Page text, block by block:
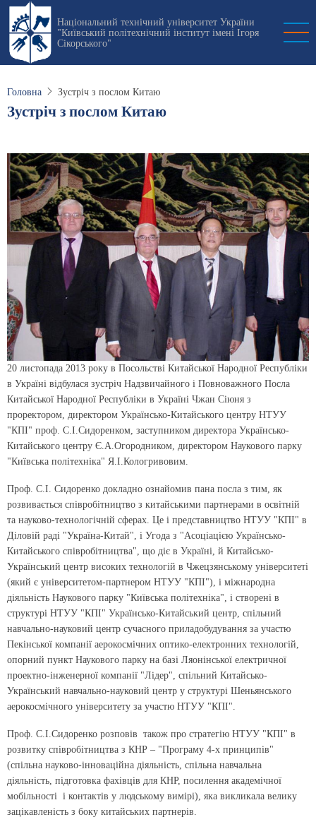
Перейти
основного
вмісту
Національний технічний університет України
"Київський політехнічний інститут імені Ігоря
Сікорського"
Головна Зустріч з послом Китаю
Зустріч з послом Китаю
20 листопада 2013 року в Посольстві Китайської Народної Республіки
в Україні відбулася зустріч Надзвичайного і Повноважного Посла
Китайської Народної Республіки в Україні Чжан Сіюня з
проректором, директором Українсько-Китайського центру НТУУ
"КПІ" проф. С.І.Сидоренком, заступником директора Українсько-
Китайського центру Є.А.Огородником, директором Наукового парку
"Київська політехніка" Я.І.Кологривовим.
Проф. С.І. Сидоренко докладно ознайомив пана посла з тим, як
розвивається співробітництво з китайськими партнерами в освітній
та науково-технологічній сферах. Це і представництво НТУУ "КПІ" в
Діловій раді "Україна-Китай", і Угода з "Асоціацією Українсько-
Китайського співробітництва", що діє в Україні, й Китайсько-
Український центр високих технологій в Чжецзянському університеті
(який є університетом-партнером НТУУ "КПІ"), і міжнародна
діяльність Наукового парку "Київська політехніка", і створені в
структурі НТУУ "КПІ" Українсько-Китайський центр, спільний
навчально-науковий центр сучасного приладобудування за участю
Пекінської компанії аерокосмічних оптико-електронних технологій,
опорний пункт Наукового парку на базі Ляонінської електричної
проектно-інженерної компанії "Лідер", спільний Китайсько-
Український навчально-науковий центр у структурі Шеньянського
аерокосмічного університету за участю НТУУ "КПІ".
Проф. С.І.Сидоренко розповів також про стратегію НТУУ "КПІ" в
розвитку співробітництва з КНР – "Програму 4-х принципів"
(спільна науково-інноваційна діяльність, спільна навчальна
діяльність, підготовка фахівців для КНР, посилення академічної
мобільності і контактів у людському вимірі), яка викликала велику
зацікавленість з боку китайських партнерів.